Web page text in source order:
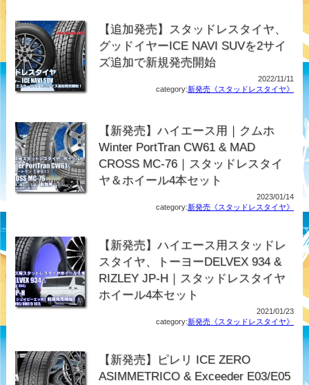
【追加発売】スタッドレスタイヤ、
グッドイヤーICE NAVI SUVを2サイ
ズ追加で新規発売開始
2022/11/11
category:新発売《スタッドレスタイヤ》
【新発売】ハイエース用｜クムホ
Winter PortTran CW61 & MAD
CROSS MC-76｜スタッドレスタイ
ヤ＆ホイール4本セット
2023/01/14
category:新発売《スタッドレスタイヤ》
【新発売】ハイエース用スタッドレ
スタイヤ、トーヨーDELVEX 934 &
RIZLEY JP-H｜スタッドレスタイヤ
ホイール4本セット
2021/01/23
category:新発売《スタッドレスタイヤ》
【新発売】ピレリ ICE ZERO
ASIMMETRICO & Exceeder E03/E05